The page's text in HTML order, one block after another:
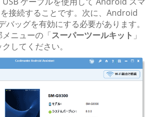
接続することです。次に、Android
バッグを有効にする必要があります。
ニューの「スーパーツールキット 」
してください。